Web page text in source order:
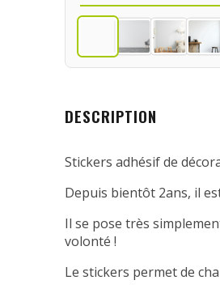
DESCRIPTION
Stickers adhésif de
Depuis bientôt 2ans, il
Il se pose très
volonté !
Le stickers permet de